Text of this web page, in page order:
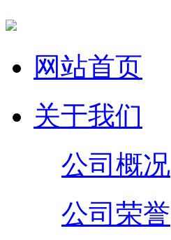
网站首页
关于我们
公司概况
公司荣誉